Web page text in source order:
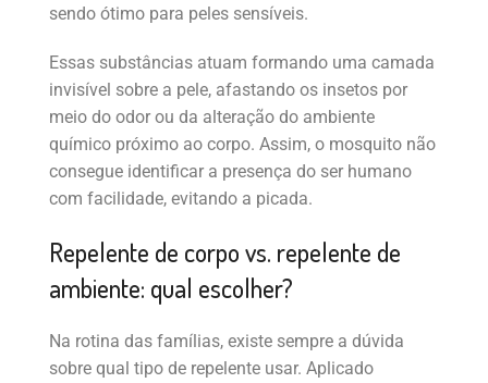
sendo ótimo para peles sensíveis.
Essas substâncias atuam formando uma camada
invisível sobre a pele, afastando os insetos por
meio do odor ou da alteração do ambiente
químico próximo ao corpo. Assim, o mosquito não
consegue identificar a presença do ser humano
com facilidade, evitando a picada.
Repelente de corpo vs. repelente de
ambiente: qual escolher?
Na rotina das famílias, existe sempre a dúvida
sobre qual tipo de repelente usar. Aplicado